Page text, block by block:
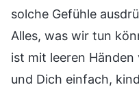
solche Gefühle
Alles, was wir tun
ist mit leeren
und Dich einfach,